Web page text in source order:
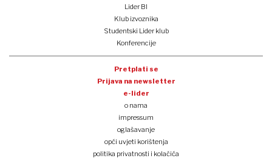
Lider BI
Klub izvoznika
Studentski Lider klub
Konferencije
Pretplati se
Prijava na newsletter
e-lider
o nama
impressum
oglašavanje
opći uvjeti korištenja
politika privatnosti i kolačića